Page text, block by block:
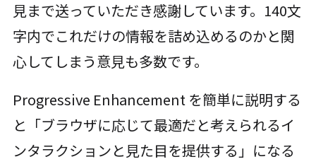
見まで送っていただき感謝しています。140文
字内でこれだけの情報を詰め込めるのかと関
心してしまう意見も多数です。
Progressive Enhancement を簡単に説明する
と「ブラウザに応じて最適だと考えられるイ
ンタラクションと見た目を提供する」になる